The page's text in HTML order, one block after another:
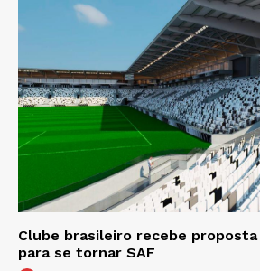
Clube brasileiro recebe proposta
para se tornar SAF